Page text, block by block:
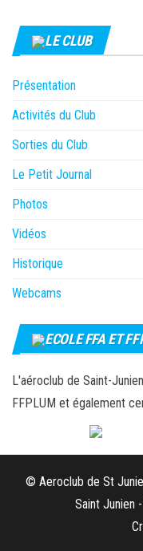
LE CLUB
Présentation
Activités du Club
Sorties du Club
Le Petit Journal
Photos
Vidéos
Historique
Webcams
ECOLE FFA ET
L'aéroclub de Saint-
FFPLUM et également
© Aeroclub de St
Saint Junien